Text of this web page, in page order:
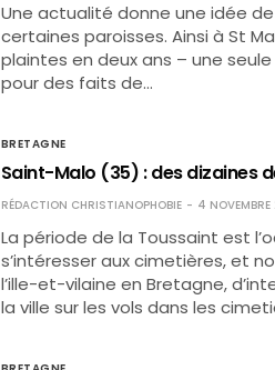
Une actualité donne une idée
certaines paroisses. Ainsi à St
plaintes en deux ans – une
pour des faits de…
BRETAGNE
Saint-Malo (35) : des dizaines
RÉDACTION CHRISTIANOPHOBIE 4
La période de la Toussaint est
s’intéresser aux cimetières, et
l’ille-et-vilaine en Bretagne,
la ville sur les vols dans les